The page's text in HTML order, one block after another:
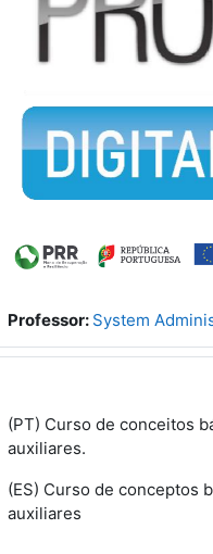
Professor: System
(PT) Curso de conceitos
auxiliares.
(ES) Curso de conceptos
auxiliares